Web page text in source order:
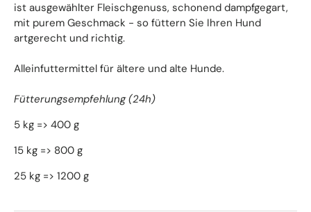
ist ausgewählter Fleischgenuss, schonend dampfgegart,
mit purem Geschmack - so füttern Sie Ihren Hund
artgerecht und richtig.
Alleinfuttermittel für ältere und alte Hunde.
Fütterungsempfehlung (24h)
5 kg => 400 g
15 kg => 800 g
25 kg => 1200 g